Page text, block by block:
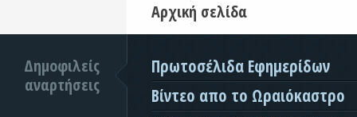
Αρχική σελίδα
Δημοφιλείς
αναρτήσεις
Πρωτοσέλιδα Εφημερίδων
Βίντεο απο το Ωραιόκαστρο